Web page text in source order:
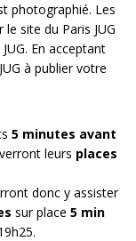
photographié. Les
site du Paris JUG
En acceptant
à publier votre
5 minutes avant
leurs places
donc y assister
sur place 5 min